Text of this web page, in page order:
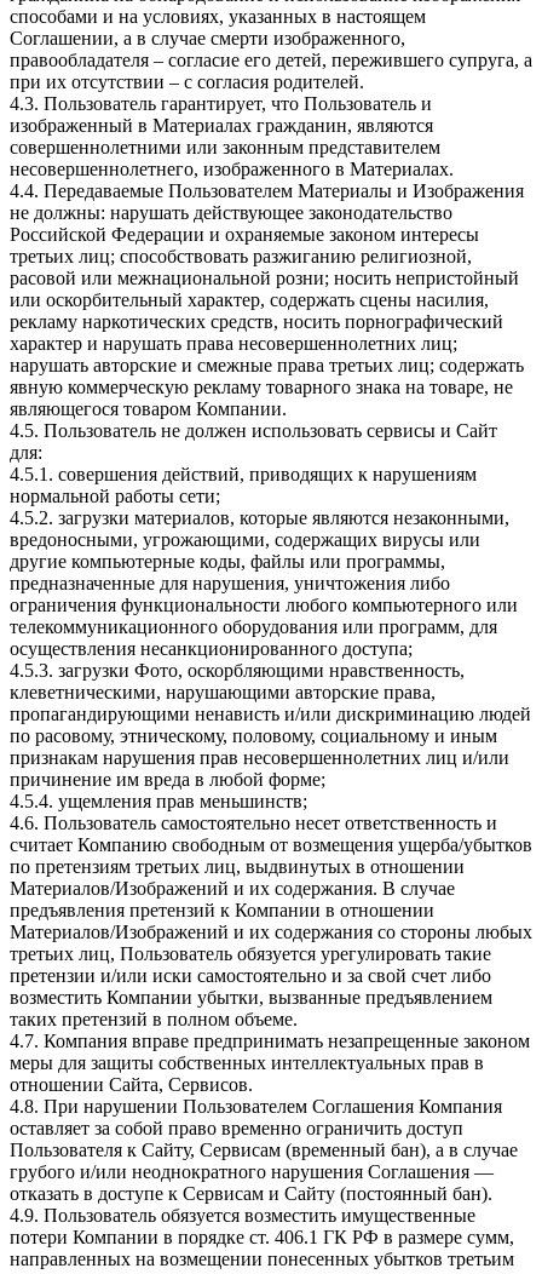
способами и на условиях, указанных в настоящем
Соглашении, а в случае смерти изображенного,
правообладателя – согласие его детей, пережившего супруга, а
при их отсутствии – с согласия родителей.
4.3. Пользователь гарантирует, что Пользователь и
изображенный в Материалах гражданин, являются
совершеннолетними или законным представителем
несовершеннолетнего, изображенного в Материалах.
4.4. Передаваемые Пользователем Материалы и Изображения
не должны: нарушать действующее законодательство
Российской Федерации и охраняемые законом интересы
третьих лиц; способствовать разжиганию религиозной,
расовой или межнациональной розни; носить непристойный
или оскорбительный характер, содержать сцены насилия,
рекламу наркотических средств, носить порнографический
характер и нарушать права несовершеннолетних лиц;
нарушать авторские и смежные права третьих лиц; содержать
явную коммерческую рекламу товарного знака на товаре, не
являющегося товаром Компании.
4.5. Пользователь не должен использовать сервисы и Сайт
для:
4.5.1. совершения действий, приводящих к нарушениям
нормальной работы сети;
4.5.2. загрузки материалов, которые являются незаконными,
вредоносными, угрожающими, содержащих вирусы или
другие компьютерные коды, файлы или программы,
предназначенные для нарушения, уничтожения либо
ограничения функциональности любого компьютерного или
телекоммуникационного оборудования или программ, для
осуществления несанкционированного доступа;
4.5.3. загрузки Фото, оскорбляющими нравственность,
клеветническими, нарушающими авторские права,
пропагандирующими ненависть и/или дискриминацию людей
по расовому, этническому, половому, социальному и иным
признакам нарушения прав несовершеннолетних лиц и/или
причинение им вреда в любой форме;
4.5.4. ущемления прав меньшинств;
4.6. Пользователь самостоятельно несет ответственность и
считает Компанию свободным от возмещения ущерба/убытков
по претензиям третьих лиц, выдвинутых в отношении
Материалов/Изображений и их содержания. В случае
предъявления претензий к Компании в отношении
Материалов/Изображений и их содержания со стороны любых
третьих лиц, Пользователь обязуется урегулировать такие
претензии и/или иски самостоятельно и за свой счет либо
возместить Компании убытки, вызванные предъявлением
таких претензий в полном объеме.
4.7. Компания вправе предпринимать незапрещенные законом
меры для защиты собственных интеллектуальных прав в
отношении Сайта, Сервисов.
4.8. При нарушении Пользователем Соглашения Компания
оставляет за собой право временно ограничить доступ
Пользователя к Сайту, Сервисам (временный бан), а в случае
грубого и/или неоднократного нарушения Соглашения —
отказать в доступе к Сервисам и Сайту (постоянный бан).
4.9. Пользователь обязуется возместить имущественные
потери Компании в порядке ст. 406.1 ГК РФ в размере сумм,
направленных на возмещении понесенных убытков третьим